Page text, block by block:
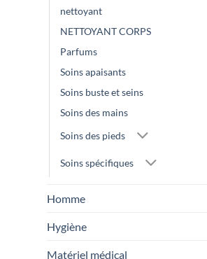
nettoyant
NETTOYANT CORPS
Parfums
Soins apaisants
Soins buste et seins
Soins des mains
Soins des pieds
Soins spécifiques
Homme
Hygiène
Matériel médical